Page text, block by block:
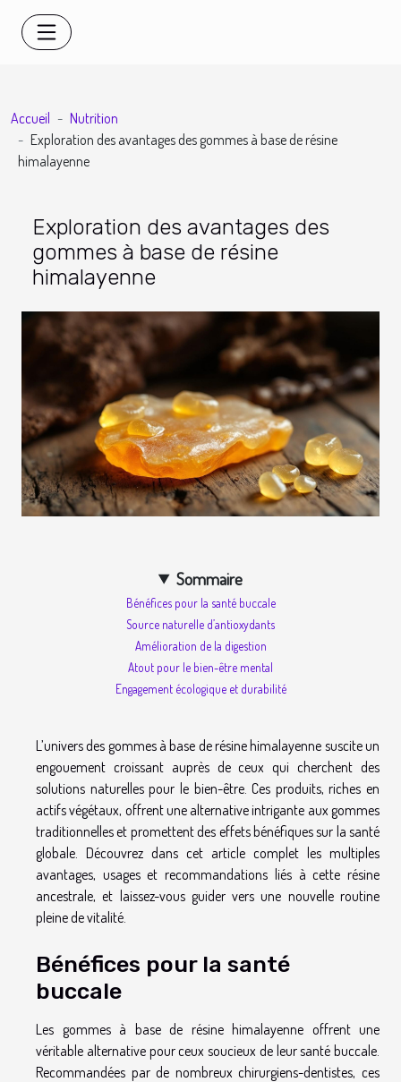
Accueil
Nutrition
Exploration des avantages des gommes à base de résine
himalayenne
Exploration des avantages des
gommes à base de résine
himalayenne
Sommaire
Bénéfices pour la santé buccale
Source naturelle d’antioxydants
Amélioration de la digestion
Atout pour le bien-être mental
Engagement écologique et durabilité
L’univers des gommes à base de résine himalayenne suscite un
engouement croissant auprès de ceux qui cherchent des
solutions naturelles pour le bien-être. Ces produits, riches en
actifs végétaux, offrent une alternative intrigante aux gommes
traditionnelles et promettent des effets bénéfiques sur la santé
globale. Découvrez dans cet article complet les multiples
avantages, usages et recommandations liés à cette résine
ancestrale, et laissez-vous guider vers une nouvelle routine
pleine de vitalité.
Bénéfices pour la santé
buccale
Les gommes à base de résine himalayenne offrent une
véritable alternative pour ceux soucieux de leur santé buccale.
Recommandées par de nombreux chirurgiens-dentistes, ces